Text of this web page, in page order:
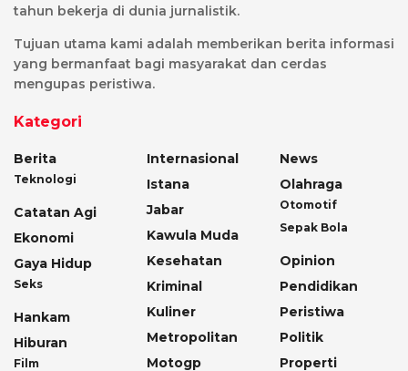
tahun bekerja di dunia jurnalistik.
Tujuan utama kami adalah memberikan berita informasi
yang bermanfaat bagi masyarakat dan cerdas
mengupas peristiwa.
Kategori
Berita
Teknologi
Catatan Agi
Ekonomi
Gaya Hidup
Seks
Hankam
Hiburan
Film
Internasional
Istana
Jabar
Kawula Muda
Kesehatan
Kriminal
Kuliner
Metropolitan
Motogp
News
Olahraga
Otomotif
Sepak Bola
Opinion
Pendidikan
Peristiwa
Politik
Properti